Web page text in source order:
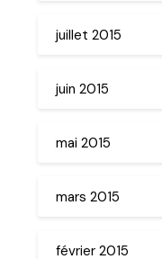
juillet 2015
juin 2015
mai 2015
mars 2015
février 2015